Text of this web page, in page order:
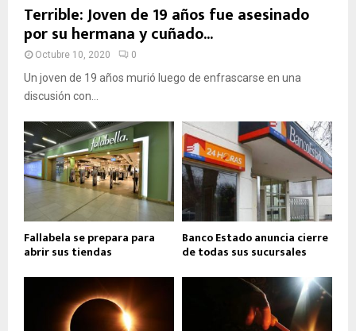
Terrible: Joven de 19 años fue asesinado
por su hermana y cuñado...
Octubre 10, 2020 0
Un joven de 19 años murió luego de enfrascarse en una
discusión con...
Fallabela se prepara para
abrir sus tiendas
Banco Estado anuncia cierre
de todas sus sucursales